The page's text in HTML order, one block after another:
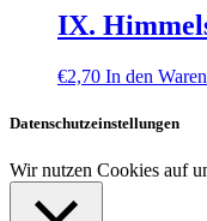
IX.
€2,70 In den
Datenschutzeinstellungen
Wir nutzen Cookies auf